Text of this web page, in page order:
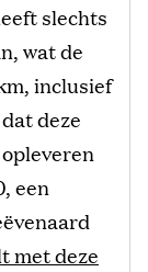
slechts
wat de
inclusief
deze
een
met deze